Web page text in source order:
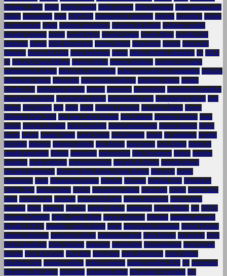
Fórmula 1 2025 fútbol Fútbol español fútbol europeo fútbol femenino fútbol internacional
Galicia gastronomía Gaza GBPUSD generación de contenido genética geopolítica gestión
de emergencias Gmail gobierno autonómico Gobierno de España Gobierno español
goleador veterano google Google Drive Google Gemini Google Maps Guardia Civil
hambruna Hamás HDD Regenerator Helena Jubany hipocondría historia historia del
flamenco historia del islam hogar inteligente humor hábitos digitales saludables IA IBEX
35 Iglesia de Santa Bárbara imagen pública impacto mediático incendios forestales
independencia judicial indicios de criminalidad indicios racionales de criminalidad inflación
inflamación crónica innovación innovación tecnológica insomnio crónico instalar
Windows 11 inteligencia artificial Internet inversores investigación investigación científica
investigación judicial investigación médica investigación penal investigación policial Ipad
Iphone IPO España Irán islam Israel Jennifer Lawrence José Luis Ábalos Juegos
Olímpicos París 2024 juez Juan Carlos Peinado juez Zapatero jugadores jóvenes Junts
justicia justicia en España justicia española justicia internacional jóvenes talentos Koldo
García LaLiga Lamine Yamal Lando Norris Lcd Portatiles legado ley antitabaco leyenda
del fútbol liderazgo liderazgo político lince ibérico lionel messi Luca Zidane límites de
pantalla para niños Madrid magistrado malversación Max Verstappen Mazón medidas
cautelares medio ambiente memoria histórica mercado de divisas mercado laboral
mercados financieros Mercedes-Benz Fashion Week Madrid Microsoft mobile
connectivity moda Monarquía española Moncloa Movistar Mundial 2026 Mundial de
Clubes 2025 música urbana NASA negociación política Netanyahu Netflix niveles clave
niños norte de Gaza nostalgia noticias de España noticias deportivas nuevas pistas
obesidad oferta omega-3 OpenAI opinión pública optimismo Oriente Medio oro OTAN
Ousmane Dembélé Pablo Carreño Busta pagos en efectivo Palestina panadería artesanal
Pantalla LCD 17 pantallas y sueño infantil pareja participación ciudadana Partido Popular
patinetes eléctricos patrimonio cultural patrimonio natural Paula Badosa paz interior Pedri
Pedro Almodóvar Pedro Sánchez pensiones periodontitis Personalización peste porcina
africana Picos de Europa Placa base placas base poder adquisitivo poder político
Policlínica Alen polémica política política española política española 2026 PP prevención
Prevención del Cáncer privacidad privacidad online Privacidad y Seguridad Pro